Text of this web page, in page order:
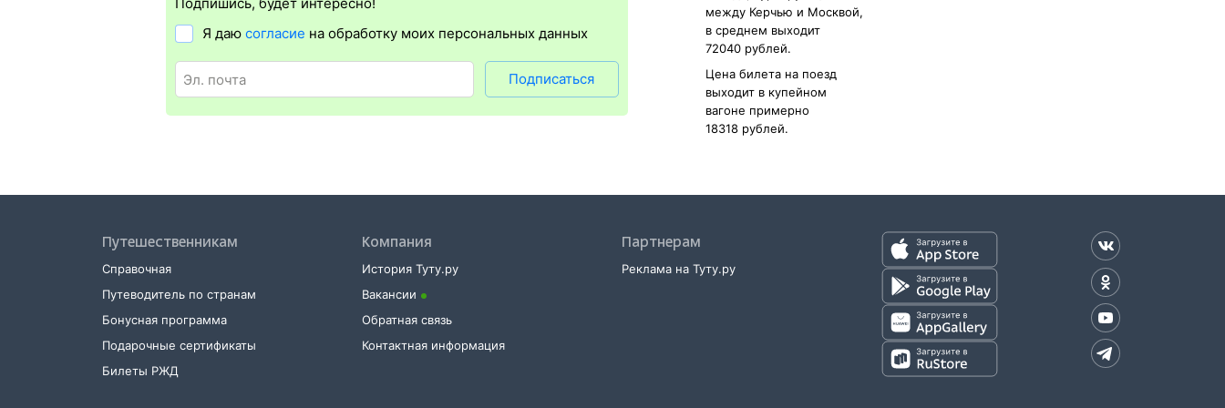
Подпишись, будет интересно!
Я даю согласие на обработку моих персональных данных
Подписаться
между Керчью и Москвой,
в среднем выходит
72040 рублей.
Цена билета на поезд
выходит в купейном
вагоне примерно
18318 рублей.
Путешественникам
Справочная
Путеводитель по странам
Бонусная программа
Подарочные сертификаты
Билеты РЖД
Компания
История Туту.ру
Вакансии
Обратная связь
Контактная информация
Партнерам
Реклама на Туту.ру